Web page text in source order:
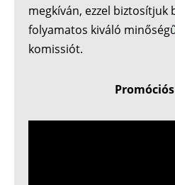
megkíván, ezzel biztosítjuk
folyamatos kiváló
komissiót.